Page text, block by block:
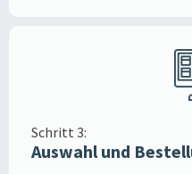
Schritt 3:
Auswahl und